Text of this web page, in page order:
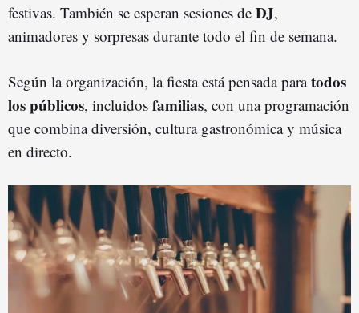
festivas. También se esperan sesiones de DJ,
animadores y sorpresas durante todo el fin de semana.
Según la organización, la fiesta está pensada paratodos
los públicos, incluidos familias, con una programación
que combina diversión, cultura gastronómica y música
en directo.